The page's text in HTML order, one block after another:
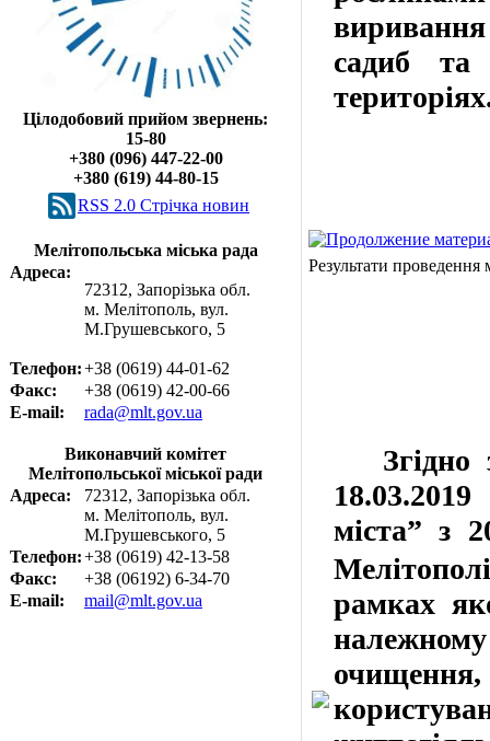
Цілодобовий прийом звернень:
15-80
+380 (096) 447-22-00
+380 (619) 44-80-15
RSS 2.0 Cтрічка новин
Мелітопольська міська рада
Адреса:
72312, Запорізька обл.
м. Мелітополь, вул.
М.Грушевського, 5
Телефон:+38 (0619) 44-01-62
Факс:
+38 (0619) 42-00-66
E-mail:
rada@mlt.gov.ua
Виконавчий комітет
Мелітопольської міської ради
Адреса:
72312, Запорізька обл.
м. Мелітополь, вул.
М.Грушевського, 5
Телефон:+38 (0619) 42-13-58
Факс:
+38 (06192) 6-34-70
E-mail:
mail@mlt.gov.ua
виривання
садиб та
Результати проведення
Згідно
міста” з
рамках
належному